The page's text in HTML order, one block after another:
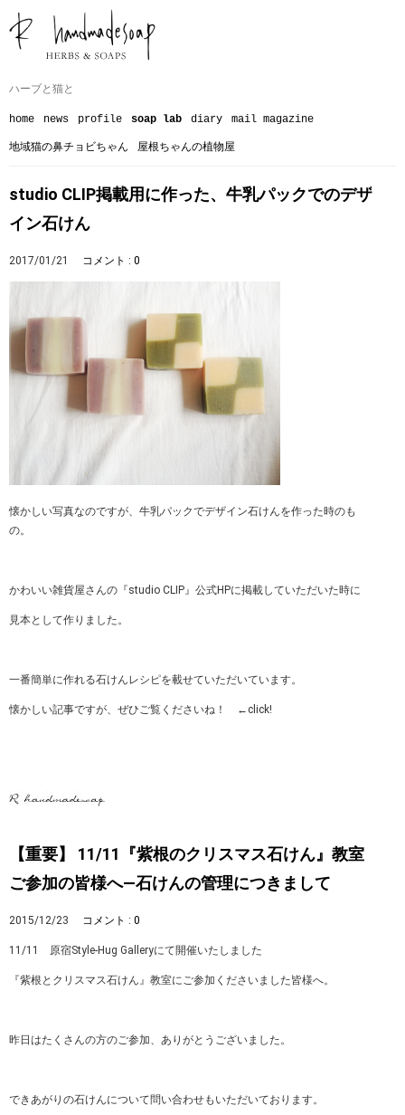
ハーブと猫と
home news profile soap lab diary mail magazine
地域猫の鼻チョビちゃん 屋根ちゃんの植物屋
studio CLIP掲載用に作った、牛乳パックでのデザ
イン石けん
2017/01/21 コメント : 0
懐かしい写真なのですが、牛乳パックでデザイン石けんを作った時のも
の。
かわいい雑貨屋さんの『studio CLIP』公式HPに掲載していただいた時に
見本として作りました。
一番簡単に作れる石けんレシピを載せていただいています。
懐かしい記事ですが、ぜひご覧くださいね！ ←click!
【重要】 11/11『紫根のクリスマス石けん』教室
ご参加の皆様へ―石けんの管理につきまして
2015/12/23 コメント : 0
11/11 原宿Style-Hug Galleryにて開催いたしました
『紫根とクリスマス石けん』教室にご参加くださいました皆様へ。
昨日はたくさんの方のご参加、ありがとうございました。
できあがりの石けんについて問い合わせもいただいております。